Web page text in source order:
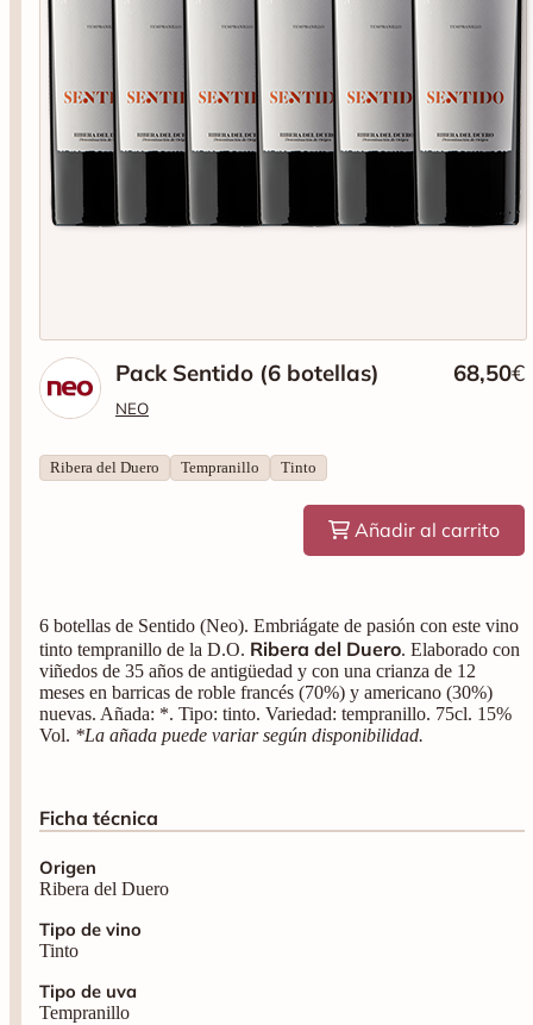
Pack Sentido (6 botellas)
NEO
68,50€
Ribera del Duero Tempranillo Tinto
Añadir al carrito
6 botellas de Sentido (Neo). Embriágate de pasión con este vino
tinto tempranillo de la D.O. Ribera del Duero. Elaborado con
viñedos de 35 años de antigüedad y con una crianza de 12
meses en barricas de roble francés (70%) y americano (30%)
nuevas. Añada: *. Tipo: tinto. Variedad: tempranillo. 75cl. 15%
Vol. *La añada puede variar según disponibilidad.
Ficha técnica
Origen
Ribera del Duero
Tipo de vino
Tinto
Tipo de uva
Tempranillo